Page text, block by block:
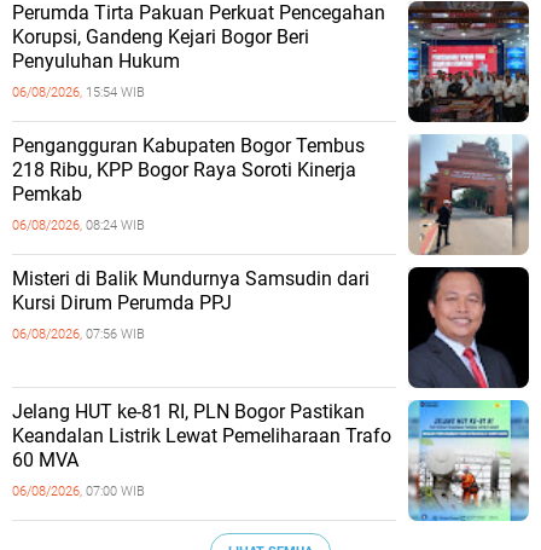
Perumda Tirta Pakuan Perkuat Pencegahan
Korupsi, Gandeng Kejari Bogor Beri
Penyuluhan Hukum
06/08/2026, 15:54 WIB
Pengangguran Kabupaten Bogor Tembus
218 Ribu, KPP Bogor Raya Soroti Kinerja
Pemkab
06/08/2026, 08:24 WIB
Misteri di Balik Mundurnya Samsudin dari
Kursi Dirum Perumda PPJ
06/08/2026, 07:56 WIB
Jelang HUT ke-81 RI, PLN Bogor Pastikan
Keandalan Listrik Lewat Pemeliharaan Trafo
60 MVA
06/08/2026, 07:00 WIB